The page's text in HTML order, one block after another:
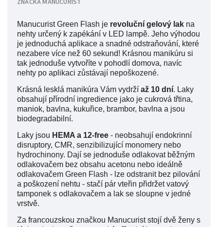
ZNAČKAMANUCURIST
Manucurist Green Flash je revoluční gelový lak na
nehty určený k zapékání v LED lampě. Jeho výhodou
je jednoduchá aplikace a snadné odstraňování, které
nezabere více než 60 sekund! Krásnou manikúru si
tak jednoduše vytvoříte v pohodlí domova, navíc
nehty po aplikaci zůstávají nepoškozené.
Krásná lesklá manikúra Vám vydrží až 10 dní. Laky
obsahují přírodní ingredience jako je cukrová třtina,
maniok, bavlna, kukuřice, brambor, bavlna a jsou
biodegradabilní.
Laky jsou HEMA a 12-free - neobsahují endokrinní
disruptory, CMR, senzibilizující monomery nebo
hydrochinony. Dají se jednoduše odlakovat běžným
odlakovačem bez obsahu acetonu nebo ideálně
odlakovačem Green Flash - lze odstranit bez pilování
a poškození nehtu - stačí pár vteřin přidržet vatový
tamponek s odlakovačem a lak se sloupne v jedné
vrstvě.
Za francouzskou značkou Manucurist stojí dvě ženy s